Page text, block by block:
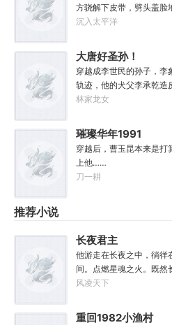
过练练武，传传功，偶尔
书的魔头了呢？这是污蔑
方骁解下皮带，劈头盖脸
和凡人并存，妖魔鬼怪横
刺】【破甲、流血、伤蚀
骨】【赤子心册】【万武
【……】杀死妖怪就能得
方骁由此踏上了一条斩妖
————————“方骁同学
沉入太平洋
大唐好圣孙！
穿越成李世民的孙子，李
轨迹，他的犬父李承乾造
犬父连累，李象决定先一
战斗！第二步，恨爹不成
象回想起这段时光，总是
林家龙女
璀璨华年1991
穿越后，曹玉昆本来是打
上他……
刀一耕
推荐小说
长夜君主
他游走在长夜之中，徜徉
间。点燃星魂之火。既然
风凌天下
重回1982小渔村